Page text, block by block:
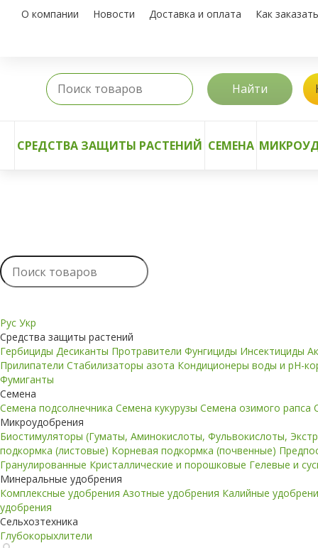
О компании Новости Доставка и оплата Как заказать
Найти
СРЕДСТВА ЗАЩИТЫ РАСТЕНИЙ СЕМЕНА
Рус Укр
Средства защиты растений
Гербициды Десиканты Протравители Фунгициды Инсектициды
Прилипатели Стабилизаторы азота Кондиционеры воды и pH-
Фумиганты
Семена
Семена подсолнечника Семена кукурузы Семена озимого рапса
Микроудобрения
Биостимуляторы (Гуматы, Аминокислоты, Фульвокислоты,
подкормка (листовые) Корневая подкормка (почвенные)
Гранулированные Кристаллические и порошковые Гелевые и
Минеральные удобрения
Комплексные удобрения Азотные удобрения Калийные
удобрения
Сельхозтехника
Глубокорыхлители